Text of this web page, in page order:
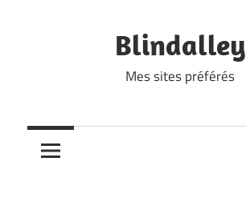
Blindalley
Mes sites préférés